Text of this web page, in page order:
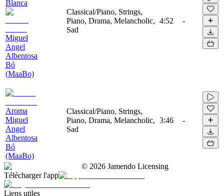
Blanca
Miguel
Angel
Albentosa
Bó
(MaaBo)
Classical/Piano, Strings,
Piano, Drama, Melancholic,
Sad
4:52 -
Aroma
Miguel
Angel
Albentosa
Bó
(MaaBo)
Classical/Piano, Strings,
Piano, Drama, Melancholic,
Sad
3:46 -
© 2026 Jamendo Licensing
Télécharger l'app
Liens utiles